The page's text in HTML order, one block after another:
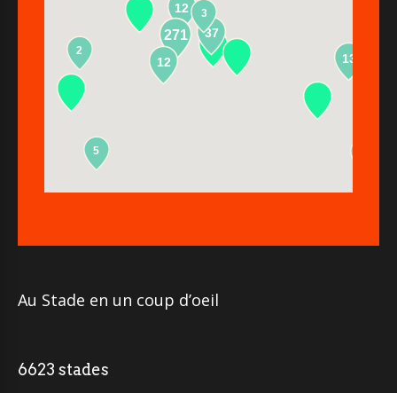
12
271
13
37
2
5
12
3
Au Stade en un coup d’oeil
6623 stades